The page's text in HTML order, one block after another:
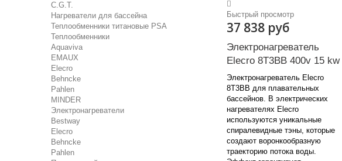
C.G.T.
Нагреватели для бассейна
Теплообменники титановые PSA
Теплообменники
Aquaviva
EMAUX
Elecro
Behncke
Pahlen
MINDER
Электронагреватели
Bestway
Elecro
Behncke
Pahlen
Быстрый просмотр
37 838 руб
Электронагреватель
Elecro 8T3BB 400v 15 kw
Электронагреватель Elecro
8Т3ВВ для плавательных
бассейнов. В электрических
нагревателях Elecro
используются уникальные
спиралевидные тэны, которые
создают воронкообразную
траекторию потока воды.